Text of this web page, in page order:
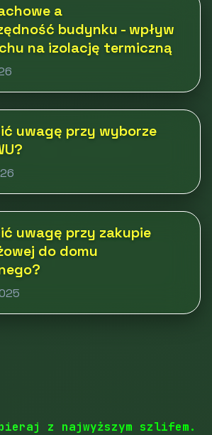
a
budynku - wpływ
na izolację termiczną
uwagę przy wyborze
uwagę przy zakupie
do domu
z najwyższym szlifem.